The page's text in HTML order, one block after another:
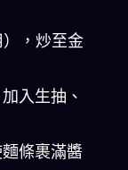
，炒至金
入生抽、
條裹滿醬